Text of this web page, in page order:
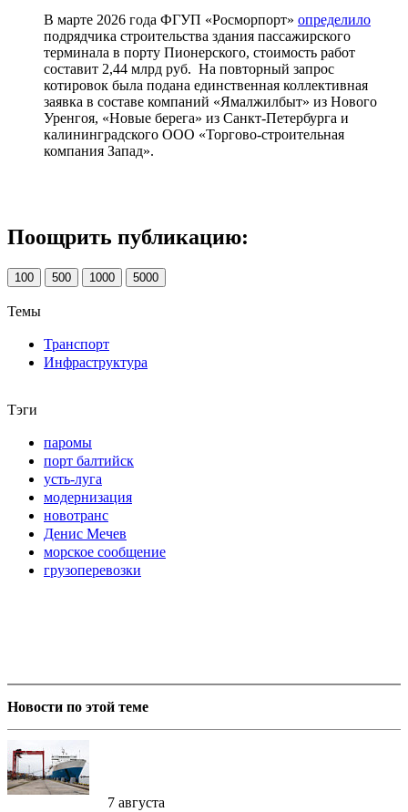
В марте 2026 года ФГУП «Росморпорт» определило
подрядчика строительства здания пассажирского
терминала в порту Пионерского, стоимость работ
составит 2,44 млрд руб. На повторный запрос
котировок была подана единственная коллективная
заявка в составе компаний «Ямалжилбыт» из Нового
Уренгоя, «Новые берега» из Санкт-Петербурга и
калининградского ООО «Торгово-строительная
компания Запад».
Поощрить публикацию:
100 500 1000 5000
Темы
Транспорт
Инфраструктура
Тэги
паромы
порт балтийск
усть-луга
модернизация
новотранс
Денис Мечев
морское сообщение
грузоперевозки
Новости по этой теме
7 августа